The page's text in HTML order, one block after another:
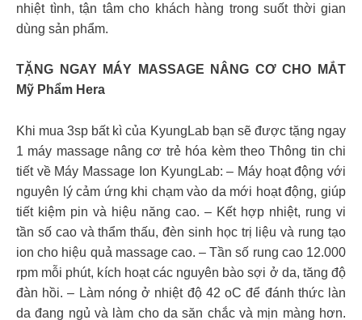
nhiệt tình, tận tâm cho khách hàng trong suốt thời gian
dùng sản phẩm.
TẶNG NGAY MÁY MASSAGE NÂNG CƠ CHO MẮT
Mỹ Phẩm Hera
Khi mua 3sp bất kì của KyungLab bạn sẽ được tặng ngay
1 máy massage nâng cơ trẻ hóa kèm theo Thông tin chi
tiết về Máy Massage Ion KyungLab: – Máy hoạt động với
nguyên lý cảm ứng khi chạm vào da mới hoạt động, giúp
tiết kiệm pin và hiệu năng cao. – Kết hợp nhiệt, rung vi
tần số cao và thẩm thấu, đèn sinh học trị liệu và rung tạo
ion cho hiệu quả massage cao. – Tần số rung cao 12.000
rpm mỗi phút, kích hoạt các nguyên bào sợi ở da, tăng độ
đàn hồi. – Làm nóng ở nhiệt độ 42 oC để đánh thức làn
da đang ngủ và làm cho da săn chắc và mịn màng hơn.